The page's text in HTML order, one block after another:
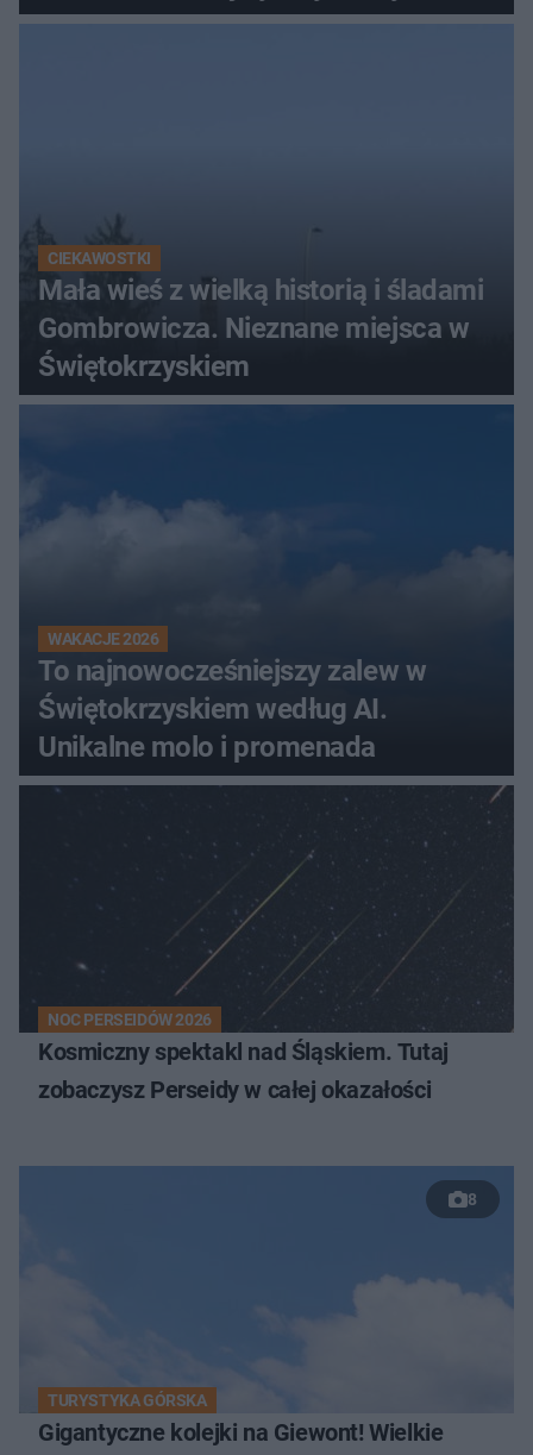
Świętokrzyskich
CIEKAWOSTKI
Mała wieś z wielką historią i śladami
Gombrowicza. Nieznane miejsca w
Świętokrzyskiem
WAKACJE 2026
To najnowocześniejszy zalew w
Świętokrzyskiem według AI.
Unikalne molo i promenada
NOC PERSEIDÓW 2026
Kosmiczny spektakl nad Śląskiem. Tutaj
zobaczysz Perseidy w całej okazałości
8
TURYSTYKA GÓRSKA
Gigantyczne kolejki na Giewont! Wielkie